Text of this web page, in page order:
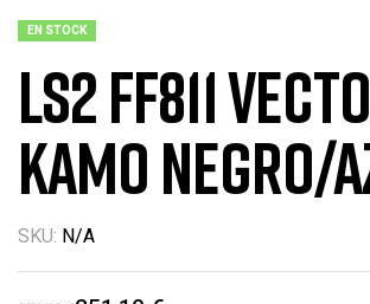
EN STOCK
LS2 FF811
KAMO NEGRO/
SKU: N/A